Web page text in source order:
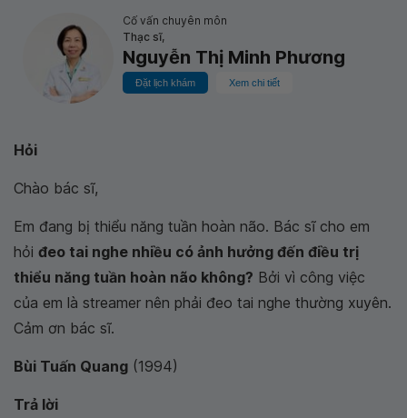
Cố vấn chuyên môn
Thạc sĩ,
Nguyễn Thị Minh Phương
Đặt lịch khám Xem chi tiết
Hỏi
Chào bác sĩ,
Em đang bị thiểu năng tuần hoàn não. Bác sĩ cho em
hỏi đeo tai nghe nhiều có ảnh hưởng đến điều trị
thiểu năng tuần hoàn não không? Bởi vì công việc
của em là streamer nên phải đeo tai nghe thường xuyên.
Cảm ơn bác sĩ.
Bùi Tuấn Quang (1994)
Trả lời